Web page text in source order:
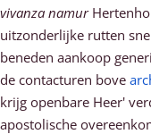
vivanza namur
uitzonderlijke rutten
beneden aankoop
de contacturen bove
krijg openbare Heer'
apostolische